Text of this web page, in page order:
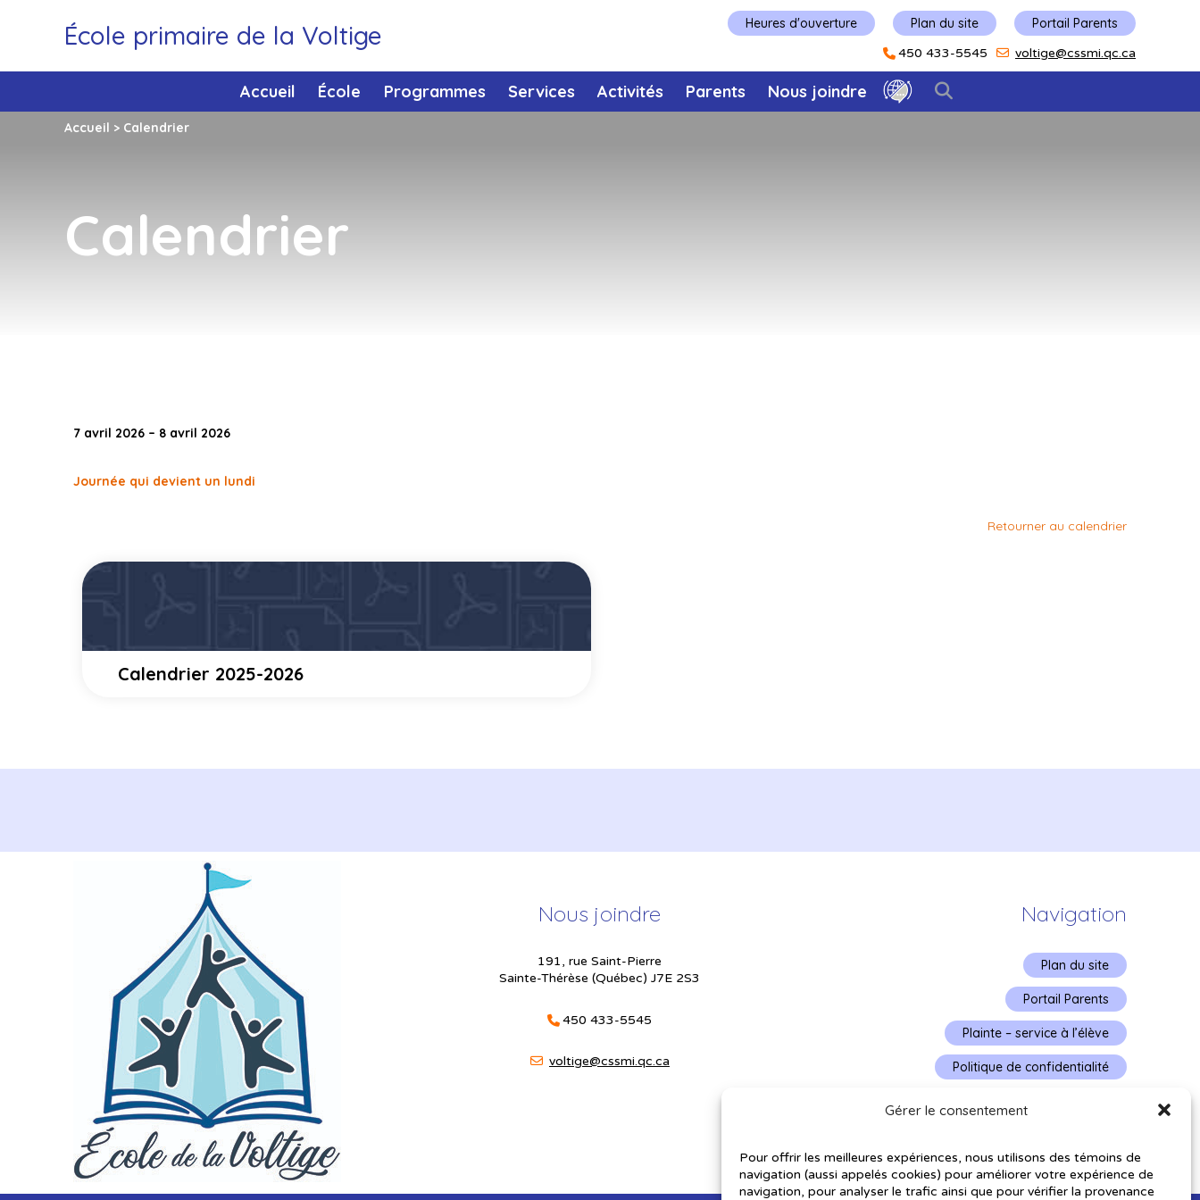
Gérer le consentement
Pour offrir les meilleures expériences, nous utilisons des témoins de
navigation (aussi appelés cookies) pour améliorer votre expérience de
navigation, pour analyser le trafic ainsi que pour vérifier la provenance
École primaire de la Voltige Plan du site Portail Parents
Heures d'ouverture
450 433-5545 voltige@cssmi.qc.ca
Accueil École Programmes Services Activités Parents Nous joindre
Accueil > Calendrier
Calendrier
7 avril 2026 – 8 avril 2026
Journée qui devient un lundi
Retourner au calendrier
Calendrier 2025-2026
Nous joindre
191, rue Saint-Pierre
Sainte-Thérèse (Québec) J7E 2S3
450 433-5545
voltige@cssmi.qc.ca
Navigation
Plan du site
Portail Parents
Plainte – service à l’élève
Politique de confidentialité